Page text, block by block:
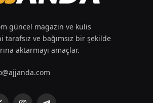
güncel magazin ve kulis
tarafsız ve bağımsız bir şekilde
aktarmayı amaçlar.